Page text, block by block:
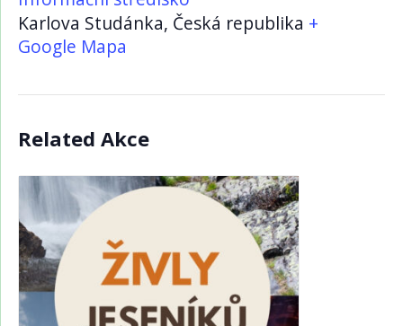
Karlova Studánka, Česká republika +
Google Mapa
Related Akce